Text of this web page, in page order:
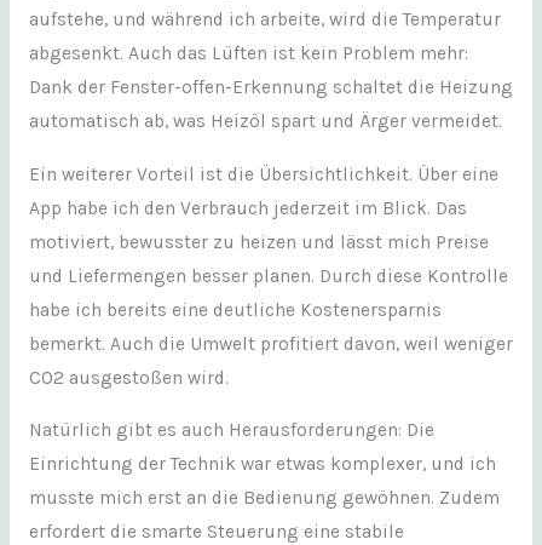
aufstehe, und während ich arbeite, wird die Temperatur
abgesenkt. Auch das Lüften ist kein Problem mehr:
Dank der Fenster-offen-Erkennung schaltet die Heizung
automatisch ab, was Heizöl spart und Ärger vermeidet.
Ein weiterer Vorteil ist die Übersichtlichkeit. Über eine
App habe ich den Verbrauch jederzeit im Blick. Das
motiviert, bewusster zu heizen und lässt mich Preise
und Liefermengen besser planen. Durch diese Kontrolle
habe ich bereits eine deutliche Kostenersparnis
bemerkt. Auch die Umwelt profitiert davon, weil weniger
CO2 ausgestoßen wird.
Natürlich gibt es auch Herausforderungen: Die
Einrichtung der Technik war etwas komplexer, und ich
musste mich erst an die Bedienung gewöhnen. Zudem
erfordert die smarte Steuerung eine stabile